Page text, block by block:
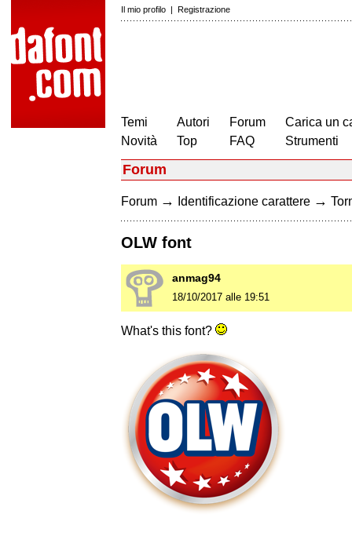
Il mio profilo | Registrazione
Temi
Novità
Autori
Top
Forum
FAQ
Carica un
Strumenti
Forum
Forum → Identificazione carattere →
OLW font
anmag94
18/10/2017 alle 19:51
What's this font?